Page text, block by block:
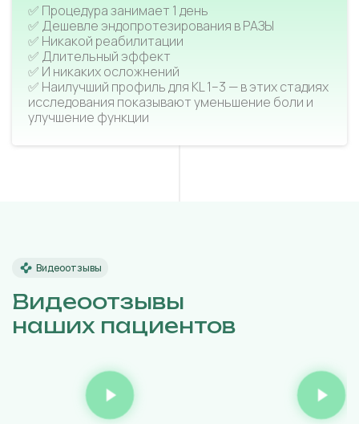
✅ Процедура занимает 1 день
✅ Дешевле эндопротезирования в РАЗЫ
✅ Никакой реабилитации
✅ Длительный эффект
✅ И никаких осложнений
✅ Наилучший профиль для KL 1–3 — в этих стадиях
исследования показывают уменьшение боли и
улучшение функции
Видеоотзывы
Видеоотзывы
наших пациентов